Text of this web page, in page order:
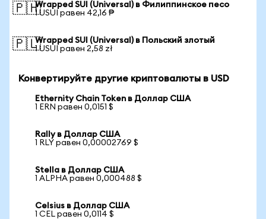
🇵🇭Wrapped SUI (Universal) в Филиппинское песо
1 USUI равен 42,16 ₱
🇵🇱Wrapped SUI (Universal) в Польский злотый
1 USUI равен 2,58 zł
Конвертируйте другие криптовалюты в USD
Ethernity Chain Token в Доллар США
1 ERN равен 0,0151 $
Rally в Доллар США
1 RLY равен 0,00002769 $
Stella в Доллар США
1 ALPHA равен 0,000488 $
Celsius в Доллар США
1 CEL равен 0,0114 $